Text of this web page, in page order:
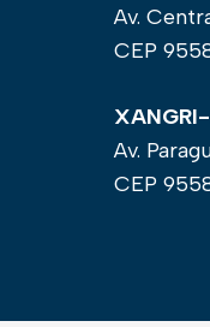
Av.
CEP
Av.
CEP